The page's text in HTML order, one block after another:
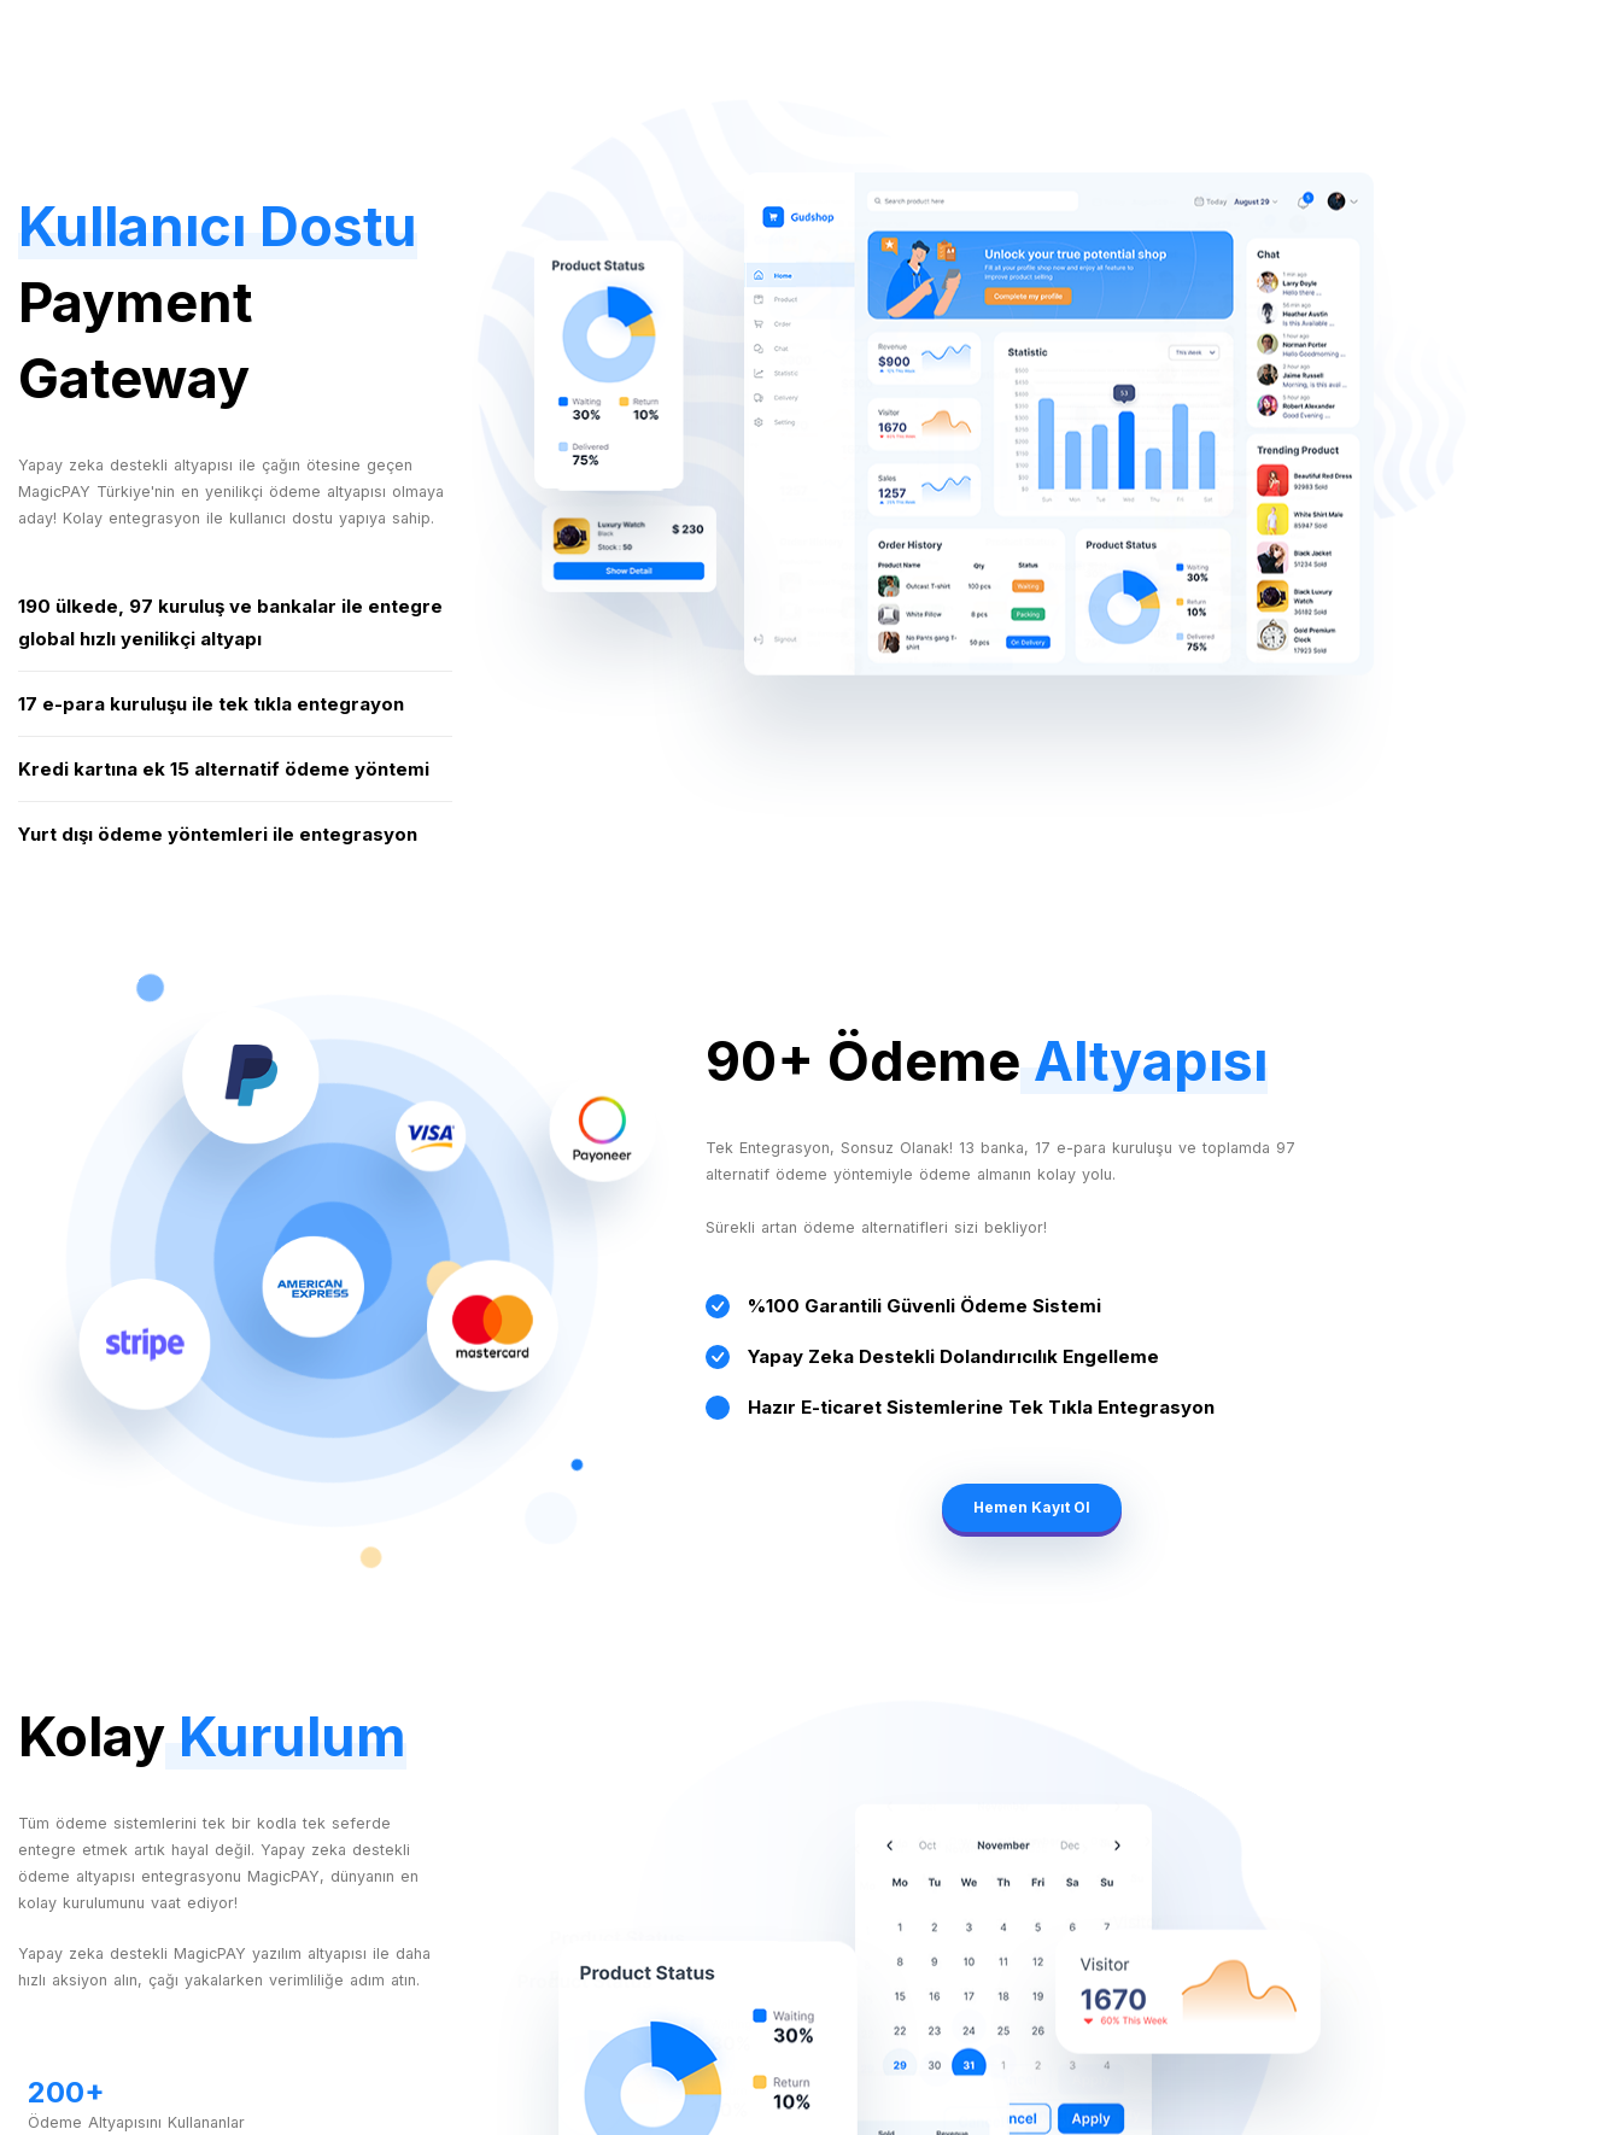
Kullanıcı Dostu
Payment
Gateway
Yapay zeka destekli altyapısı ile çağın ötesine geçen
MagicPAY Türkiye'nin en yenilikçi ödeme altyapısı olmaya
aday! Kolay entegrasyon ile kullanıcı dostu yapıya sahip.
190 ülkede, 97 kuruluş ve bankalar ile entegre
global hızlı yenilikçi altyapı
17 e-para kuruluşu ile tek tıkla entegrayon
Kredi kartına ek 15 alternatif ödeme yöntemi
Yurt dışı ödeme yöntemleri ile entegrasyon
90+ Ödeme Altyapısı
Tek Entegrasyon, Sonsuz Olanak! 13 banka, 17 e-para kuruluşu ve toplamda 97
alternatif ödeme yöntemiyle ödeme almanın kolay yolu.
Sürekli artan ödeme alternatifleri sizi bekliyor!
%100 Garantili Güvenli Ödeme Sistemi
Yapay Zeka Destekli Dolandırıcılık Engelleme
Hazır E-ticaret Sistemlerine Tek Tıkla Entegrasyon
Hemen Kayıt Ol
Kolay Kurulum
Tüm ödeme sistemlerini tek bir kodla tek seferde
entegre etmek artık hayal değil. Yapay zeka destekli
ödeme altyapısı entegrasyonu MagicPAY, dünyanın en
kolay kurulumunu vaat ediyor!
Yapay zeka destekli MagicPAY yazılım altyapısı ile daha
hızlı aksiyon alın, çağı yakalarken verimliliğe adım atın.
200+
Ödeme Altyapısını Kullananlar